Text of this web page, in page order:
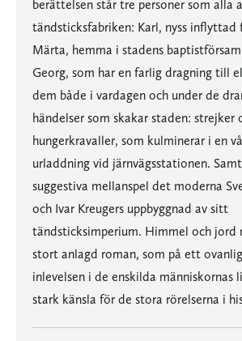
berättelsen står tre personer som alla
tändsticksfabriken: Karl, nyss inflyttad
Märta, hemma i stadens
Georg, som har en farlig dragning till
dem både i vardagen och under de
händelser som skakar staden: strejker
hungerkravaller, som kulminerar i en
urladdning vid järnvägsstationen.
suggestiva mellanspel det moderna
och Ivar Kreugers uppbyggnad av sitt
tändsticksimperium. Himmel och jord
stort anlagd roman, som på ett
inlevelsen i de enskilda människornas
stark känsla för de stora rörelserna i